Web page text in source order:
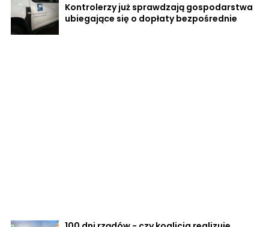
Kontrolerzy już sprawdzają gospodarstwa
ubiegające się o dopłaty bezpośrednie